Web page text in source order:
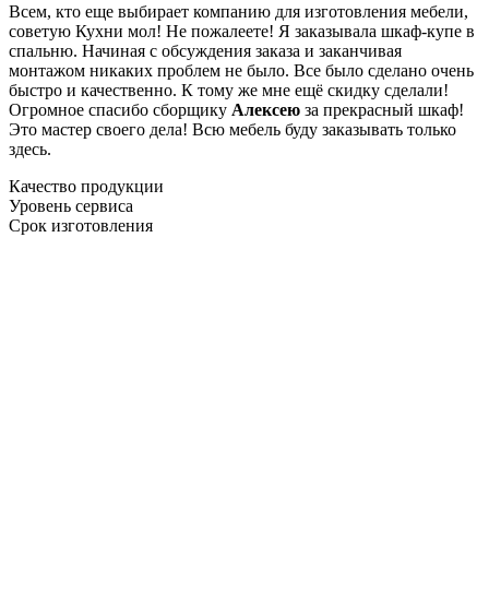
Всем, кто еще выбирает компанию для изготовления мебели,
советую Кухни мол! Не пожалеете! Я заказывала шкаф-купе в
спальню. Начиная с обсуждения заказа и заканчивая
монтажом никаких проблем не было. Все было сделано очень
быстро и качественно. К тому же мне ещё скидку сделали!
Огромное спасибо сборщику Алексею за прекрасный шкаф!
Это мастер своего дела! Всю мебель буду заказывать только
здесь.
Качество продукции
Уровень сервиса
Срок изготовления